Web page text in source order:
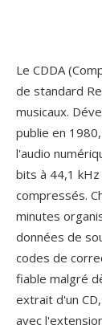
Le CDDA
de standard
musicaux.
publie en
l'audio
bits à 44,1
compressés.
minutes
données de
codes de
fiable malgré
extrait d'un
avec